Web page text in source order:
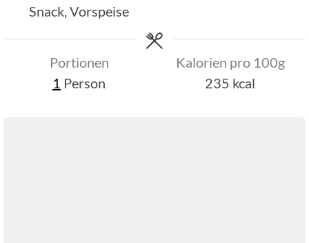
Snack, Vorspeise
Portionen
1 Person
Kalorien pro 100g
235 kcal